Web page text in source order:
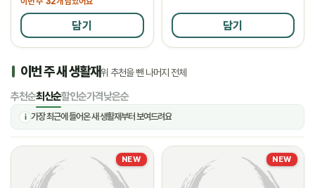
담기 담기
이번 주 새 생활재위 추천을 뺀 나머지 전체
추천순최신순할인순가격낮은순
i 가장 최근에 들어온 새 생활재부터 보여드려요
NEW NEW